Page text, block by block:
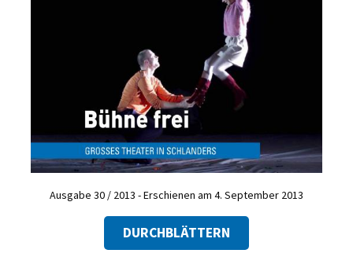
Ausgabe 30 / 2013 - Erschienen am 4. September 2013
DURCHBLÄTTERN